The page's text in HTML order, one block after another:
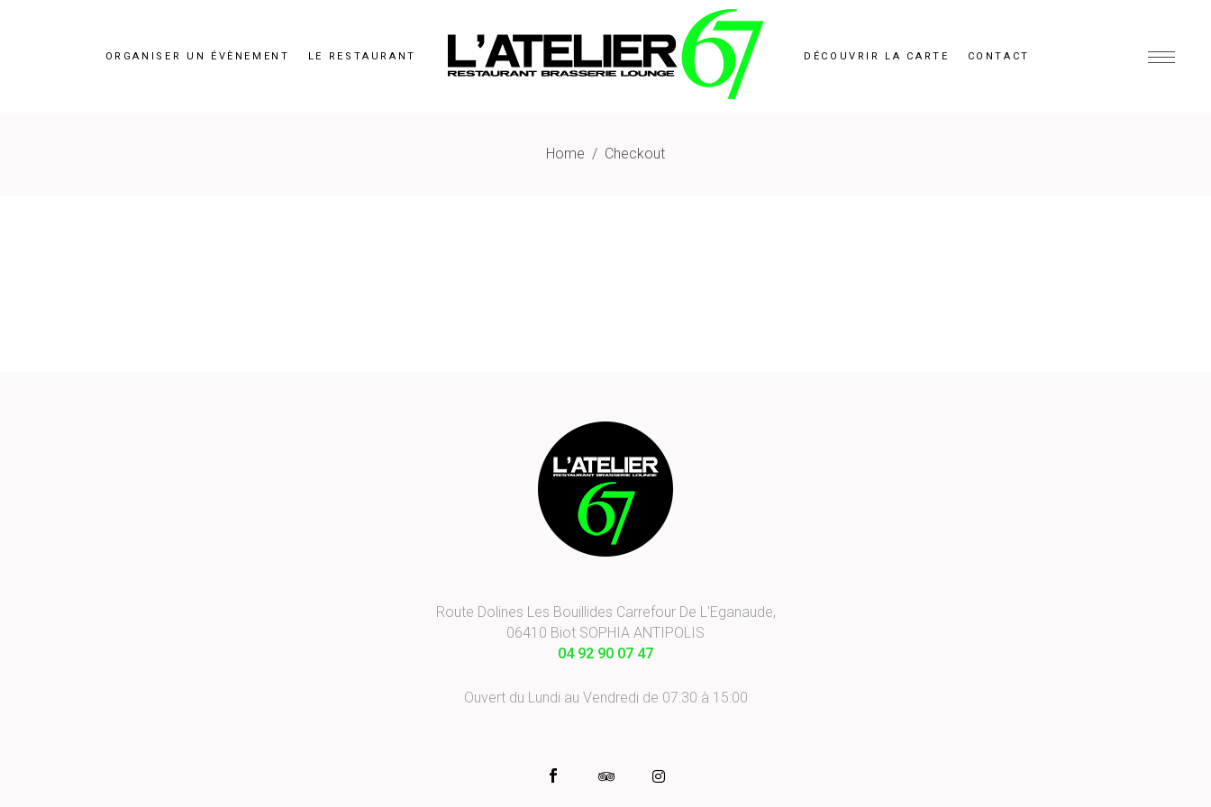
ORGANISER UN ÉVÈNEMENT LE RESTAURANT DÉCOUVRIR LA CARTE CONTACT
Home / Checkout
Route Dolines Les Bouillides Carrefour De L'Eganaude,
06410 Biot SOPHIA ANTIPOLIS
04 92 90 07 47
Ouvert du Lundi au Vendredi de 07:30 à 15:00